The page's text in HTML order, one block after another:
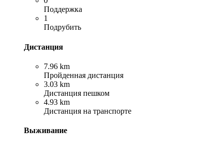
Поддержка
1
Подрубить
Дистанция
7.96 km
Пройденная дистанция
3.03 km
Дистанция пешком
4.93 km
Дистанция на транспорте
Выживание